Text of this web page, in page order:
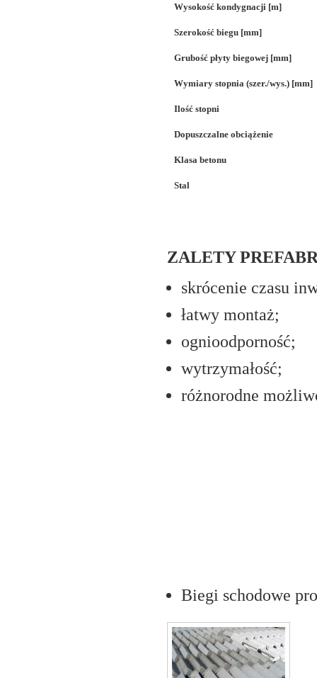
Wysokość kondygnacji [m]
Szerokość biegu [mm]
Grubość płyty biegowej [mm]
Wymiary stopnia (szer./wys.) [mm]
Ilość stopni
Dopuszczalne obciążenie
Klasa betonu
Stal
ZALETY
skrócenie czasu
łatwy montaż;
ognioodporność;
wytrzymałość;
różnorodne
Biegi schodowe